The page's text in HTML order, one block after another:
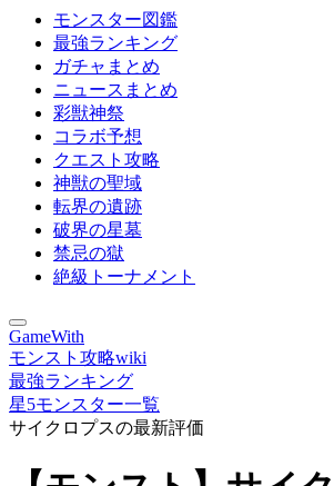
モンスター図鑑
最強ランキング
ガチャまとめ
ニュースまとめ
彩獣神祭
コラボ予想
クエスト攻略
神獣の聖域
転界の遺跡
破界の星墓
禁忌の獄
絶級トーナメント
GameWith
モンスト攻略wiki
最強ランキング
星5モンスター一覧
サイクロプスの最新評価